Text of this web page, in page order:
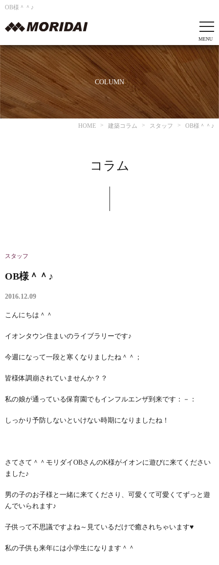
OB様＾＾♪
COLUMN
HOME 建築コラム スタッフ OB様＾＾♪
コラム
スタッフ
OB様＾＾♪
2016.12.09
こんにちは＾＾
イオンタウン住まいのライブラリーです♪
今週になって一段と寒くなりましたね＾＾；
皆様体調崩されていませんか？？
私の娘が通っている保育園でもインフルエンザ到来です：－：
しっかり予防しないといけない時期になりましたね！
さてさて＾＾モリダイOBさんのK様がイオンに遊びに来てください
ました♪
男の子のお子様と一緒に来てくださり、可愛くて可愛くてずっと遊
んでいられます♪
子供って不思議ですよね～見ているだけで癒されちゃいます♥
私の子供も来年には小学生になります＾＾